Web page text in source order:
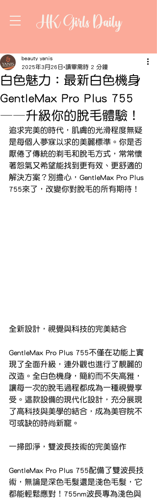
HK Girls Daily
白色魅力：最新白色機身
GentleMax Pro Plus 755
——升級你的脫毛體驗！
beauty yanis
2025年3月26日 讀畢需時 2 分鐘
追求完美的時代，肌膚的光滑程度無疑
是每個人夢寐以求的美麗標準。你是否
厭倦了傳統的剃毛和脫毛方式，常常懷
著怨氣又希望能找到更有效、更舒適的
解決方案？別擔心，GentleMax Pro Plus
755來了，改變你對脫毛的所有期待！
全新設計，視覺與科技的完美結合
GentleMax Pro Plus 755不僅在功能上實
現了全面升級，連外觀也進行了靚麗的
改造。全白色機身，簡約而不失高雅，
讓每一次的脫毛過程都成為一種視覺享
受。這款設備的現代化設計，充分展現
了高科技與美學的結合，成為美容院不
可或缺的時尚新寵。
一掃即淨，雙波長技術的完美協作
GentleMax Pro Plus 755配備了雙波長技
術，無論是深色毛髮還是淺色毛髮，它
都能輕鬆應對！755nm波長專為淺色與